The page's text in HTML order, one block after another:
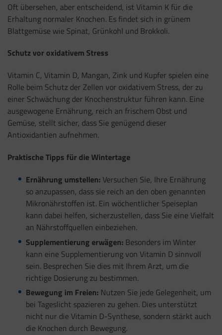
Oft übersehen, aber entscheidend, ist Vitamin K für die
Erhaltung normaler Knochen. Es findet sich in grünem
Blattgemüse wie Spinat, Grünkohl und Brokkoli.
Schutz vor oxidativem Stress
Vitamin C, Vitamin D, Mangan, Zink und Kupfer spielen eine
Rolle beim Schutz der Zellen vor oxidativem Stress, der zu
einer Schwächung der Knochenstruktur führen kann. Eine
ausgewogene Ernährung, reich an frischem Obst und
Gemüse, stellt sicher, dass Sie genügend dieser
Antioxidantien aufnehmen.
Praktische Tipps für die Wintertage
Ernährung umstellen: Versuchen Sie, Ihre Ernährung
so anzupassen, dass sie reich an den oben genannten
Mikronährstoffen ist. Ein wöchentlicher Speiseplan
kann dabei helfen, sicherzustellen, dass Sie eine Vielfalt
an Nährstoffquellen einbeziehen.
Supplementierung erwägen: Besonders im Winter
kann eine Supplementierung von Vitamin D sinnvoll
sein. Besprechen Sie dies mit Ihrem Arzt, um die
richtige Dosierung zu bestimmen.
Bewegung im Freien: Nutzen Sie jede Gelegenheit, um
bei Tageslicht spazieren zu gehen. Dies unterstützt
nicht nur die Vitamin D-Synthese, sondern stärkt auch
die Knochen durch Bewegung.